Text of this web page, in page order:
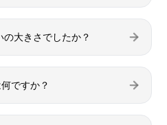
大きさでしたか？
ですか？